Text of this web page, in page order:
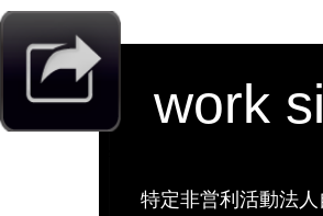
work
特定非営利活動法人